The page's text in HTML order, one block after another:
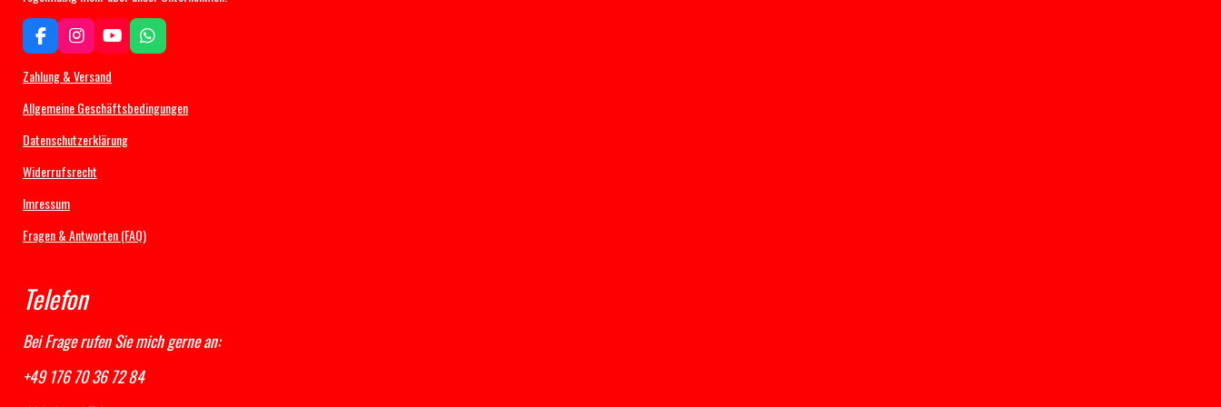
F
a
c
b
o
I
n
s
a
r
m
Y
o
u
u
e
W
h
s
Zahlung & Versand
Allgemeine Geschäftsbedingungen
Datenschutzerklärung
Widerrufsrecht
Imressum
Fragen & Antworten (FAQ)
Telefon
Bei Frage rufen Sie mich gerne an:
+49 176 70 36 72 84